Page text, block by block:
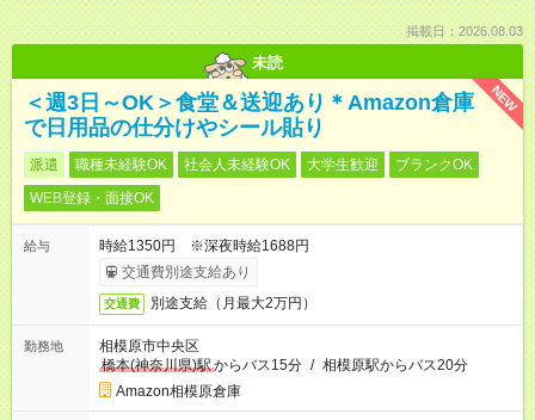
掲載日：2026.08.03
未読
NEW
＜週3日～OK＞食堂＆送迎あり＊Amazon倉庫
で日用品の仕分けやシール貼り
派遣 職種未経験OK 社会人未経験OK 大学生歓迎
ブランクOK
WEB登録・面接OK
給与
時給1350円 ※深夜時給1688円
交通費別途支給あり
交通費 別途支給（月最大2万円）
勤務地
相模原市中央区
橋本(神奈川県)駅からバス15分 / 相模原駅からバス20分
Amazon相模原倉庫